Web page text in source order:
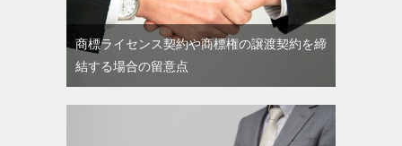
商標ライセンス契約や商標権の譲渡契約を締
結する場合の留意点